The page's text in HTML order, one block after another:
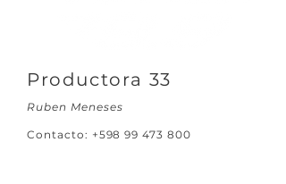
Productora 33
Ruben Meneses
Contacto: +598 99 473 800